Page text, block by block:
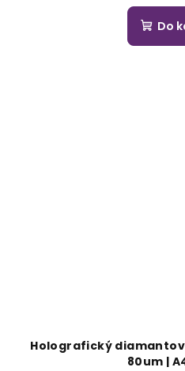
Do
Holografický
80um |